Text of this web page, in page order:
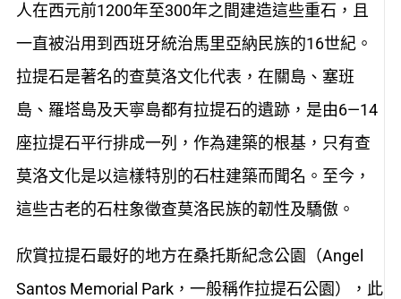
人在西元前1200年至300年之間建造這些重石，且
一直被沿用到西班牙統治馬里亞納民族的16世紀。
拉提石是著名的查莫洛文化代表，在關島、塞班
島、羅塔島及天寧島都有拉提石的遺跡，是由6—14
座拉提石平行排成一列，作為建築的根基，只有查
莫洛文化是以這樣特別的石柱建築而聞名。至今，
這些古老的石柱象徵查莫洛民族的韌性及驕傲。
欣賞拉提石最好的地方在桑托斯紀念公園（Angel
Santos Memorial Park，一般稱作拉提石公園），此